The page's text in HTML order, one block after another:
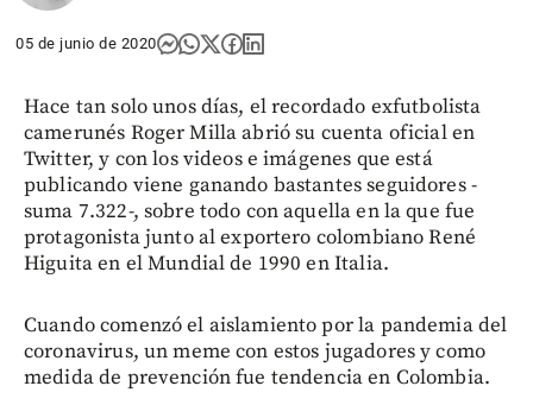
05 de junio de 2020
Hace tan solo unos días, el recordado exfutbolista
camerunés Roger Milla abrió su cuenta oficial en
Twitter, y con los videos e imágenes que está
publicando viene ganando bastantes seguidores -
suma 7.322-, sobre todo con aquella en la que fue
protagonista junto al exportero colombiano René
Higuita en el Mundial de 1990 en Italia.
Cuando comenzó el aislamiento por la pandemia del
coronavirus, un meme con estos jugadores y como
medida de prevención fue tendencia en Colombia.